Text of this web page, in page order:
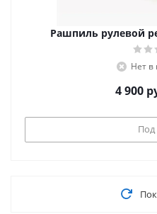
Рашпиль рулевой
Нет в
4 900
Под